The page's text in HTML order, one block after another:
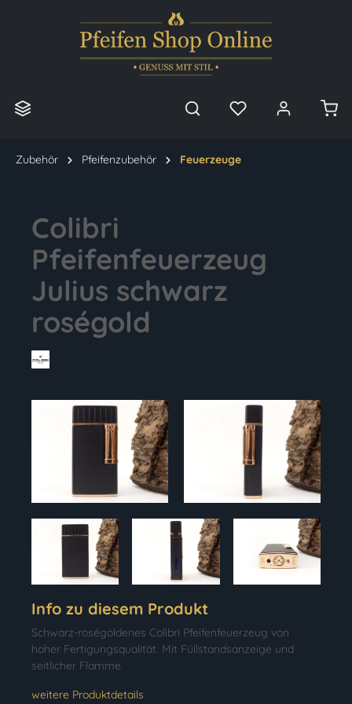
Zubehör Pfeifenzubehör Feuerzeuge
Colibri
Pfeifenfeuerzeug
Julius schwarz
roségold
Info zu diesem Produkt
Schwarz-roségoldenes Colibri Pfeifenfeuerzeug von
hoher Fertigungsqualität. Mit Füllstandsanzeige und
seitlicher Flamme.
weitere Produktdetails